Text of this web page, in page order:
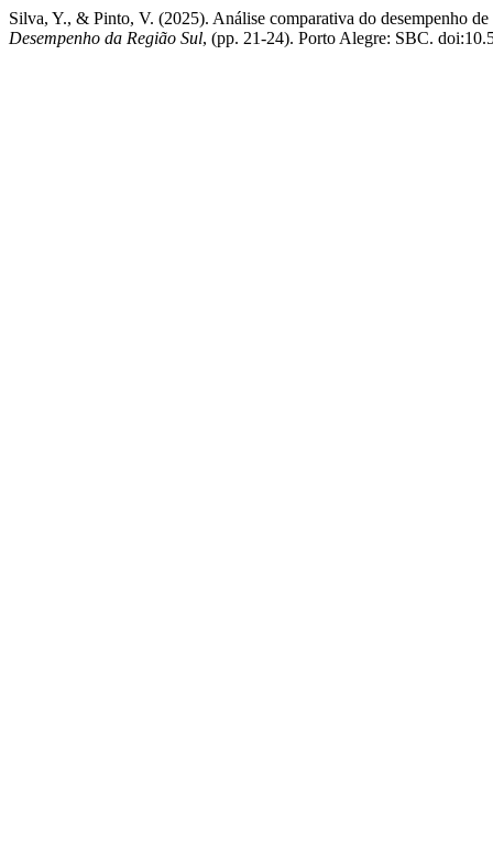
Silva, Y., & Pinto, V. (2025). Análise comparativa do desempenho
Desempenho da Região Sul, (pp. 21-24). Porto Alegre: SBC.